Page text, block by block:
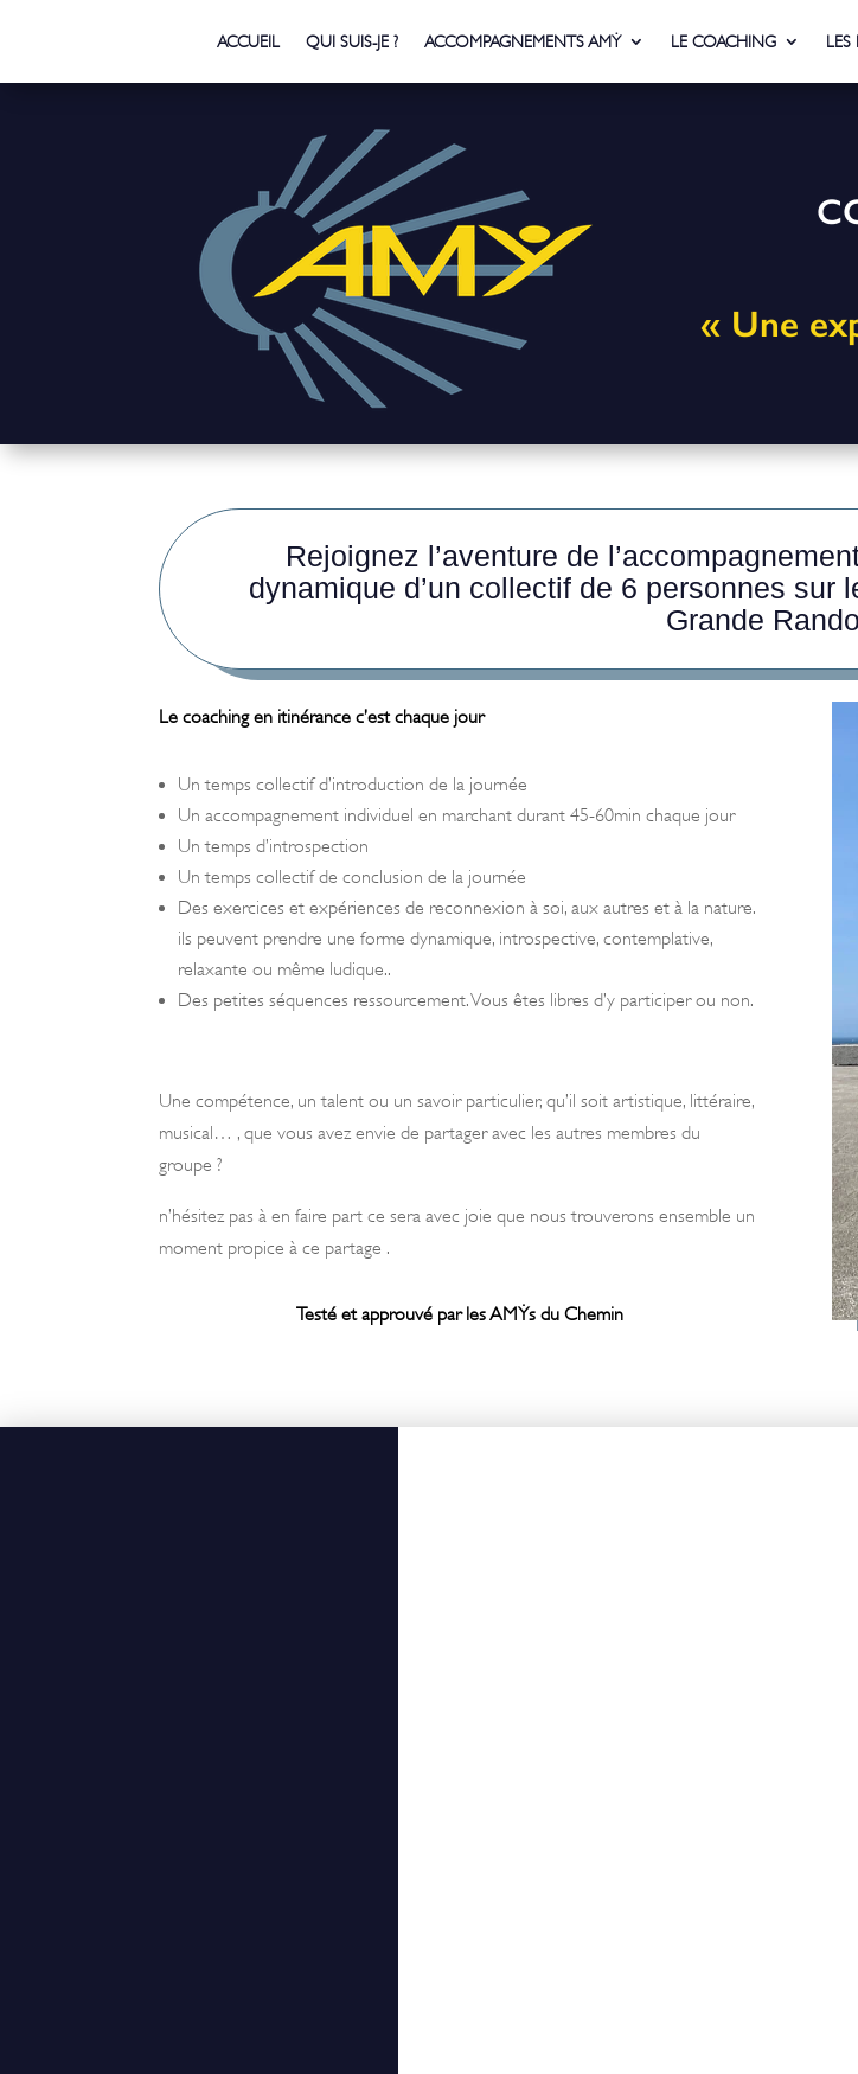
ACCUEIL QUI SUIS-JE ? ACCOMPAGNEMENTS AMẎ LE COACHING LES
« Une
Rejoignez l’aventure de
dynamique d’un collectif de 6 personnes sur
Grande
Le coaching en itinérance c’est chaque jour
Un temps collectif d’introduction de la journée
Un accompagnement individuel en marchant durant 45-60min chaque jour
Un temps d’introspection
Un temps collectif de conclusion de la journée
Des exercices et expériences de reconnexion à soi, aux autres et à la nature.
ils peuvent prendre une forme dynamique, introspective, contemplative,
relaxante ou même ludique..
Des petites séquences ressourcement. Vous êtes libres d’y participer ou non.
Une compétence, un talent ou un savoir particulier, qu’il soit artistique, littéraire,
musical… , que vous avez envie de partager avec les autres membres du
groupe ?
n’hésitez pas à en faire part ce sera avec joie que nous trouverons ensemble un
moment propice à ce partage .
Testé et approuvé par les AMẎs du Chemin